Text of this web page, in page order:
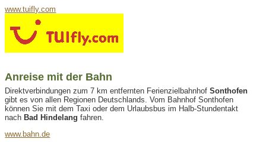
www.tuifly.com
Anreise mit der Bahn
Direktverbindungen zum 7 km entfernten FerienzielbahnhofSonthofen
gibt es von allen Regionen Deutschlands. Vom Bahnhof Sonthofen
können Sie mit dem Taxi oder dem Urlaubsbus im Halb-Stundentakt
nach Bad Hindelang fahren.
www.bahn.de